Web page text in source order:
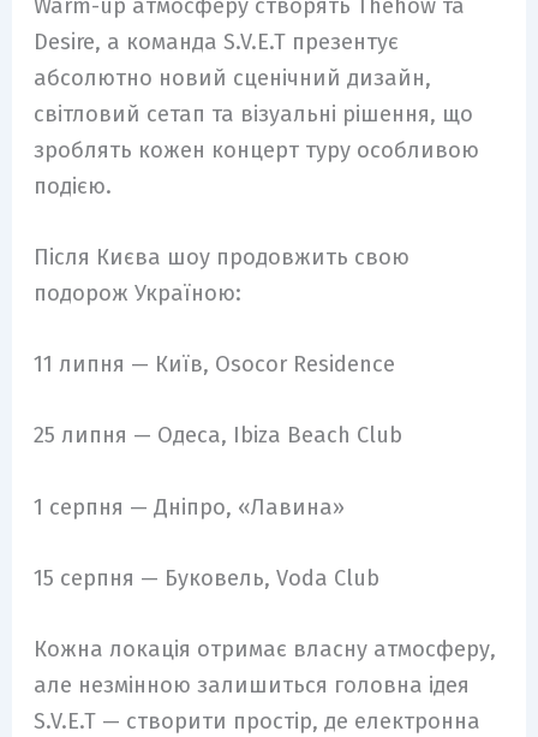
Warm-up атмосферу створять Thehow та
Desire, а команда S.V.E.T презентує
абсолютно новий сценічний дизайн,
світловий сетап та візуальні рішення, що
зроблять кожен концерт туру особливою
подією.
Після Києва шоу продовжить свою
подорож Україною:
11 липня — Київ, Osocor Residence
25 липня — Одеса, Ibiza Beach Club
1 серпня — Дніпро, «Лавина»
15 серпня — Буковель, Voda Club
Кожна локація отримає власну атмосферу,
але незмінною залишиться головна ідея
S.V.E.T — створити простір, де електронна